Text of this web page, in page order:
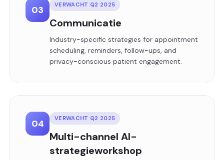
03 VERWACHT Q2 2025
Communicatie
Industry-specific strategies for appointment
scheduling, reminders, follow-ups, and
privacy-conscious patient engagement.
04 VERWACHT Q2 2025
Multi-channel AI-
strategieworkshop